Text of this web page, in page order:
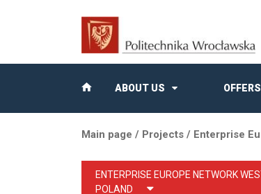
ABOUT US
Main page / Projects / Enterprise
ENTERPRISE EUROPE NETWORK
POLAND